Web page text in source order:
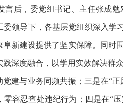
，委党组书记、主任张成勉
领导下，各基层党组织深入学
新建设提供了坚实保障。同时
深度融合，以学用实效解决群
党建与业务同频共振；三是在“
容忍查处违纪行为；四是在“